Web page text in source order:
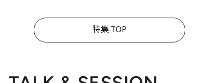
特集 TOP